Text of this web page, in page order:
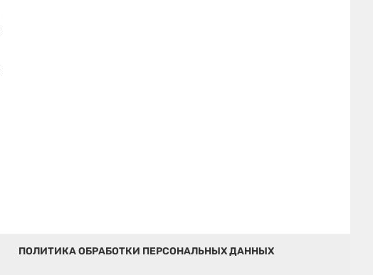
ПОЛИТИКА ОБРАБОТКИ ПЕРСОНАЛЬНЫХ ДАННЫХ